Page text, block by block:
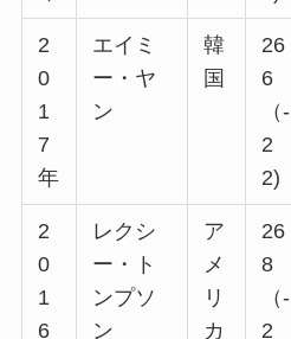
2
0
1
7
年
エイミ
ー・ヤ
ン
韓
国
26
6
（-
2
2)
2
0
1
6
レクシ
ー・ト
ンプソ
ン
ア
メ
リ
カ
26
8
（-
2